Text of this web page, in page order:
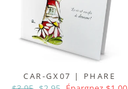
CAR-GX07 | PHARE